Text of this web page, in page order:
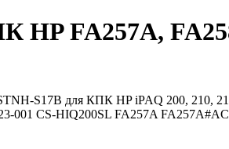
HP FA257A,
S17B для КПК HP iPAQ 200, 210,
001 CS-HIQ200SL FA257A